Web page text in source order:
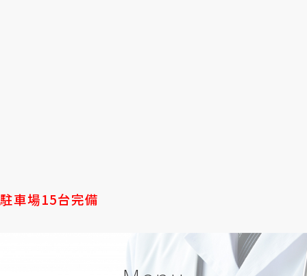
駐車場15台完備